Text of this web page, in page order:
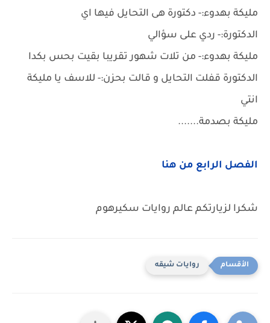
مليكة بهدوء:- دكتورة هى التحايل فيها اي
الدكتورة:- ردي على سؤالي
مليكة بهدوء:- من تلات شهور تقريبا بقيت بحس بكدا
الدكتورة قفلت التحايل و قالت بحزن:- للاسف يا مليكة
انتي
مليكة بصدمة.......
الفصل الرابع من هنا
شكرا لزيارتكم عالم روايات سكيرهوم
روايات شيقه